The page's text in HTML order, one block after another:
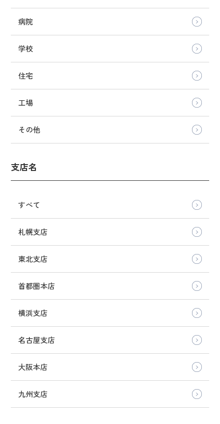
病院
学校
住宅
工場
その他
支店名
すべて
札幌支店
東北支店
首都圏本店
横浜支店
名古屋支店
大阪本店
九州支店